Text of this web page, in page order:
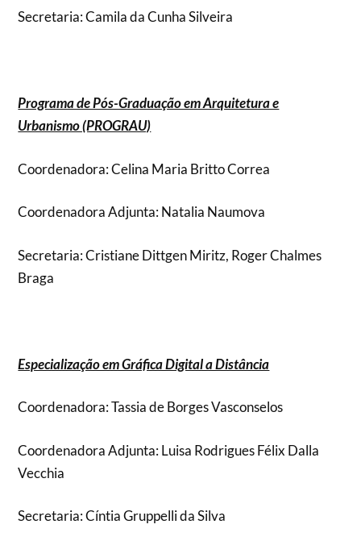
Secretaria: Camila da Cunha Silveira
Programa de Pós-Graduação em Arquitetura e
Urbanismo (PROGRAU)
Coordenadora: Celina Maria Britto Correa
Coordenadora Adjunta: Natalia Naumova
Secretaria: Cristiane Dittgen Miritz, Roger Chalmes
Braga
Especialização em Gráfica Digital a Distância
Coordenadora: Tassia de Borges Vasconselos
Coordenadora Adjunta: Luisa Rodrigues Félix Dalla
Vecchia
Secretaria: Cíntia Gruppelli da Silva